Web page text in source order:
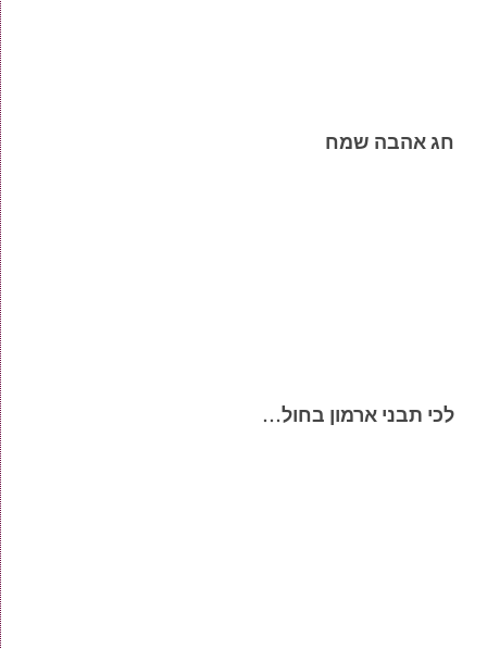
חג אהבה שמח
לכי תבני ארמון בחול…